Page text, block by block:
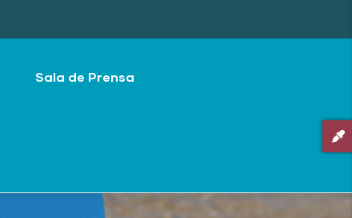
Sala de Prensa